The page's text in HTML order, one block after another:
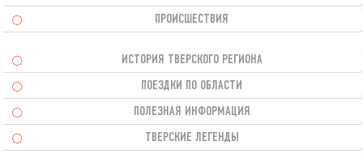
ПРОИСШЕСТВИЯ
ИСТОРИЯ ТВЕРСКОГО РЕГИОНА
ПОЕЗДКИ ПО ОБЛАСТИ
ПОЛЕЗНАЯ ИНФОРМАЦИЯ
ТВЕРСКИЕ ЛЕГЕНДЫ